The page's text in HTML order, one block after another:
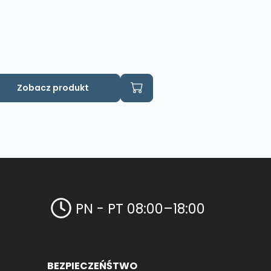
Zobacz produkt
PN - PT 08:00–18:00
BEZPIECZEŃŚTWO